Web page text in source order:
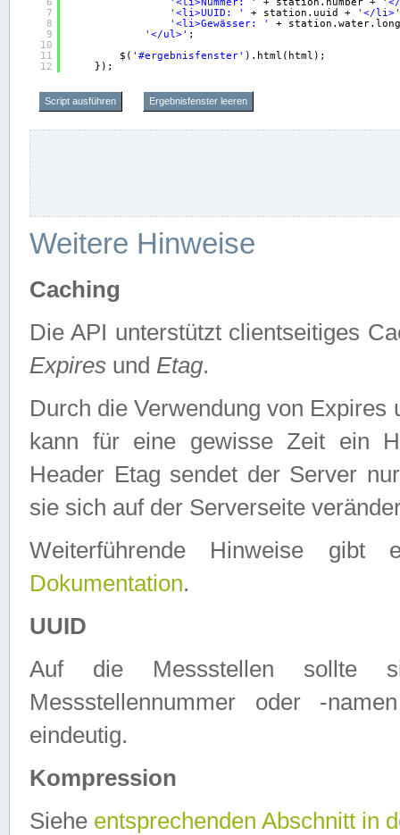
7
8
9
10
11
12
'<li>UUID: '
+ station.uuid +
'</li>'
'<li>Gewässer: '
+
'</ul>' ;
$( '#ergebnisfenster' ).html(html);
});
Script ausführen Ergebnisfenster leeren
Weitere Hinweise
Caching
Die API unterstützt clientseitiges
Expires und Etag.
Durch die Verwendung von
kann für eine gewisse Zeit ein
Header Etag sendet der Server
sie sich auf der Serverseite
Weiterführende Hinweise
Dokumentation.
UUID
Auf die Messstellen sollte
Messstellennummer oder -
eindeutig.
Kompression
Siehe entsprechenden Abschnitt in